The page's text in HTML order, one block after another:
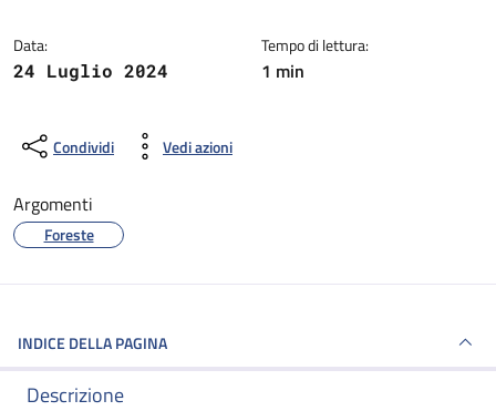
Data:
24 Luglio 2024
Tempo di lettura:
1 min
Condividi Vedi azioni
Argomenti
Foreste
INDICE DELLA PAGINA
Descrizione